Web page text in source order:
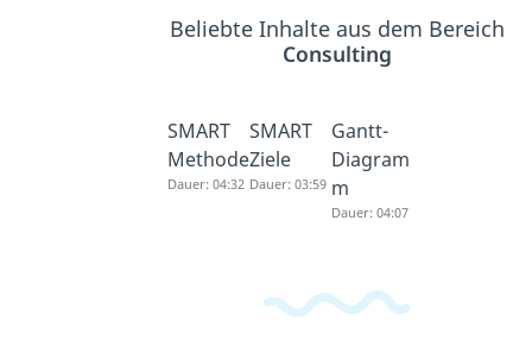
Beliebte Inhalte aus dem Bereich
Consulting
SMART
Methode
Dauer: 04:32
SMART
Ziele
Dauer: 03:59
Gantt-
Diagram
m
Dauer: 04:07